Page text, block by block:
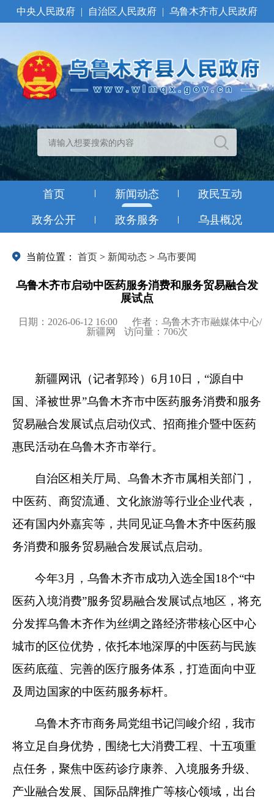
中央人民政府 | 自治区人民政府 | 乌鲁木齐市人民政府
首页 新闻动态 政民互动
政务公开 政务服务 乌县概况
当前位置： 首页 > 新闻动态 > 乌市要闻
乌鲁木齐市启动中医药服务消费和服务贸易融合发
展试点
日期：2026-06-12 16:00
作者：乌鲁木齐市融媒体中心/
新疆网
访问量： 706次
新疆网讯（记者郭玲）6月10日， “源自中
国、泽被世界”乌鲁木齐市中医药服务消费和服务
贸易融合发展试点启动仪式、招商推介暨中医药
惠民活动在乌鲁木齐市举行。
自治区相关厅局、乌鲁木齐市属相关部门，
中医药、商贸流通、文化旅游等行业企业代表，
还有国内外嘉宾等，共同见证乌鲁木齐中医药服
务消费和服务贸易融合发展试点启动。
今年3月，乌鲁木齐市成功入选全国18个“中
医药入境消费”服务贸易融合发展试点地区，将充
分发挥乌鲁木齐作为丝绸之路经济带核心区中心
城市的区位优势，依托本地深厚的中医药与民族
医药底蕴、完善的医疗服务体系，打造面向中亚
及周边国家的中医药服务标杆。
乌鲁木齐市商务局党组书记闫峻介绍，我市
将立足自身优势，围绕七大消费工程、十五项重
点任务，聚焦中医药诊疗康养、入境服务升级、
产业融合发展、国际品牌推广等核心领域，出台